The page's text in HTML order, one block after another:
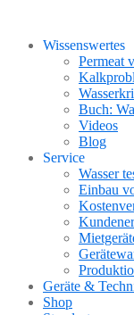
Wissenswertes
Permeat
Buch:
Videos
Blog
Service
Wasser
Einbau
Geräte &
Shop